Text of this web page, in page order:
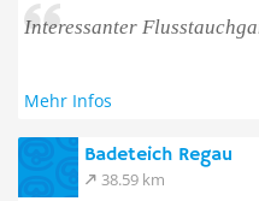
Interessanter
Mehr Infos
Badeteich Regau
38.59 km